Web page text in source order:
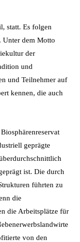
statt. Es folgen
Unter dem Motto
der
und
und Teilnehmer auf
kennen, die auch
geprägte
ist. Die durch
führten zu
die
die Arbeitsplätze für
von den